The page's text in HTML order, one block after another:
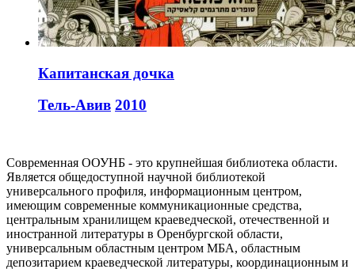
Капитанская дочка
Тель-Авив 2010
Современная ООУНБ - это крупнейшая библиотека области.
Является общедоступной научной библиотекой
универсального профиля, информационным центром,
имеющим современные коммуникационные средства,
центральным хранилищем краеведческой, отечественной и
иностранной литературы в Оренбургской области,
универсальным областным центром МБА, областным
депозитарием краеведческой литературы, координационным и